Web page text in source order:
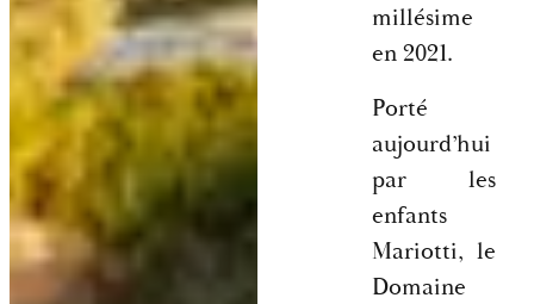
millésime
en 2021.
Porté
aujourd’hui
par les
enfants
Mariotti, le
Domaine